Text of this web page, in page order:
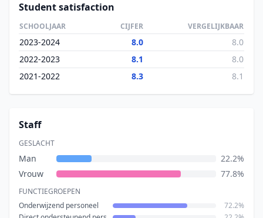
Student satisfaction
SCHOOLJAAR CIJFER VERGELIJKBAAR
2023-2024 8.0
8.0
2022-2023
8.1
8.0
2021-2022
8.3 8.1
Staff
GESLACHT
Man
22.2%
Vrouw
77.8%
FUNCTIEGROEPEN
Onderwijzend personeel
72.2%